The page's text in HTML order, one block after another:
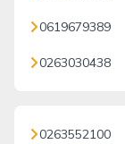
0619679389
0263030438
0263552100